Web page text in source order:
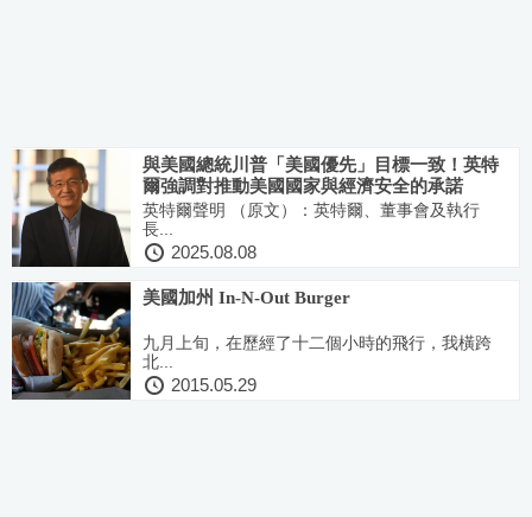
與美國總統川普「美國優先」目標一致！英特
爾強調對推動美國國家與經濟安全的承諾
英特爾聲明 （原文）：英特爾、董事會及執行
長...
2025.08.08
美國加州 In-N-Out Burger
九月上旬，在歷經了十二個小時的飛行，我橫跨
北...
2015.05.29